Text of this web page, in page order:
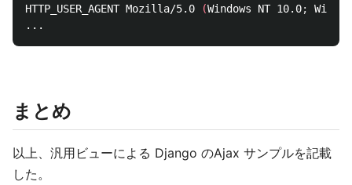
HTTP_USER_AGENT Mozilla/5.0
(Windows NT 10.0; Win64
まとめ
以上、汎用ビューによる Django のAjax サンプルを記載
した。